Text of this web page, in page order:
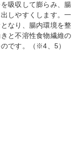
吸収して膨らみ、腸
しやすくします。一
なり、腸内環境を整
と不溶性食物繊維の
です。（※4、5）